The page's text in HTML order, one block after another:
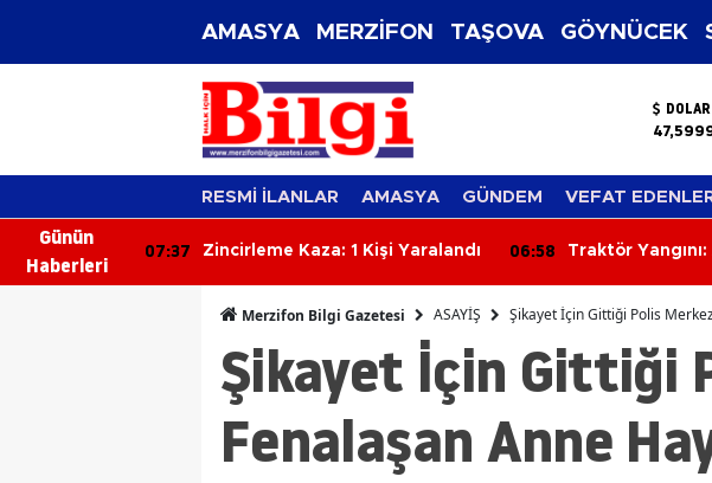
AMASYA MERZİFON TAŞOVA GÖYNÜCEK
DOLAR
RESMİ İLANLAR AMASYA GÜNDEM VEFAT
Günün
Haberleri
07:37 Zincirleme Kaza: 1 Kişi Yaralandı 06:58
Traktör
Merzifon Bilgi Gazetesi ASAYİŞ Şikayet İçin Gittiği Polis
Şikayet İçin Gittiği
Fenalaşan Anne